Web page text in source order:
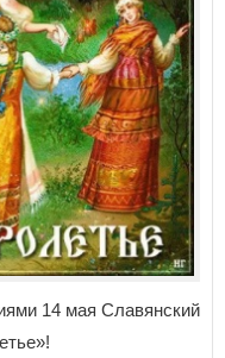
14 мая Славянский